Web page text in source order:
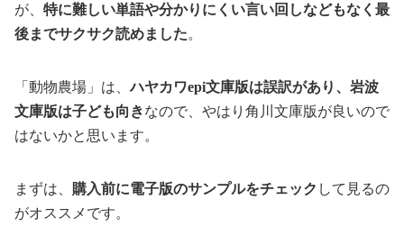
が、 特に難しい単語や分かりにくい言い回しなどもなく最
後までサクサク読めました。
「動物農場」は、ハヤカワepi文庫版は誤訳があり、岩波
文庫版は子ども向きなので、やはり角川文庫版が良いので
はないかと思います。
まずは、 購入前に電子版のサンプルをチェック して見るの
がオススメです。